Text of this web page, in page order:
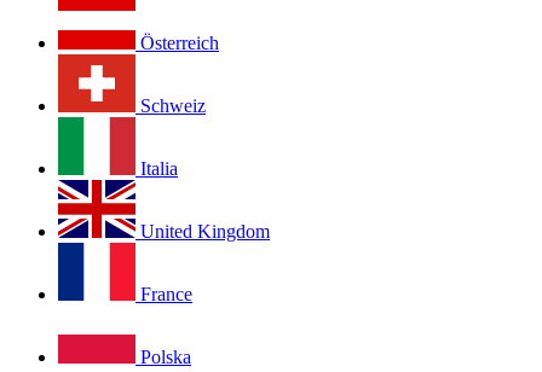
Österreich
Schweiz
Italia
United Kingdom
France
Polska